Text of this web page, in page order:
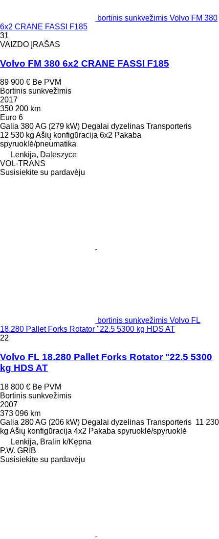
bortinis sunkvežimis Volvo FM 380
6x2 CRANE FASSI F185
31
VAIZDO ĮRAŠAS
Volvo FM 380 6x2 CRANE FASSI F185
89 900 € Be PVM
Bortinis sunkvežimis
2017
350 200 km
Euro 6
Galia 380 AG (279 kW) Degalai dyzelinas Transporteris
12 530 kg Ašių konfigūracija 6x2 Pakaba
spyruoklė/pneumatika
Lenkija, Daleszyce
VOL-TRANS
Susisiekite su pardavėju
bortinis sunkvežimis Volvo FL
18.280 Pallet Forks Rotator "22.5 5300 kg HDS AT
22
Volvo FL 18.280 Pallet Forks Rotator "22.5 5300
kg HDS AT
18 800 € Be PVM
Bortinis sunkvežimis
2007
373 096 km
Galia 280 AG (206 kW) Degalai dyzelinas Transporteris 11 230
kg Ašių konfigūracija 4x2 Pakaba spyruoklė/spyruoklė
Lenkija, Bralin k/Kępna
P.W. GRIB
Susisiekite su pardavėju